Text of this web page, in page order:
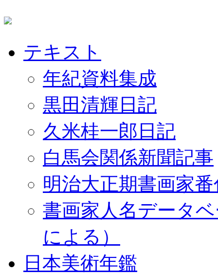
テキスト
年紀資料集成
黒田清輝日記
久米桂一郎日記
白馬会関係新聞記事
明治大正期書画家
書画家人名データ
による）
日本美術年鑑